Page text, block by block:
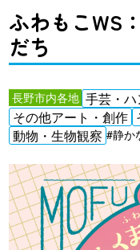
ふわもこWS
だち
長野市内各地 手芸・
その他アート・創作
動物・生物観察 #静か